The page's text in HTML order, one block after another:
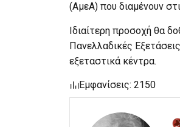
(ΑμεΑ) που διαμένουν
Ιδιαίτερη προσοχή θα
Πανελλαδικές
εξεταστικά κέντρα.
Εμφανίσεις: 2150